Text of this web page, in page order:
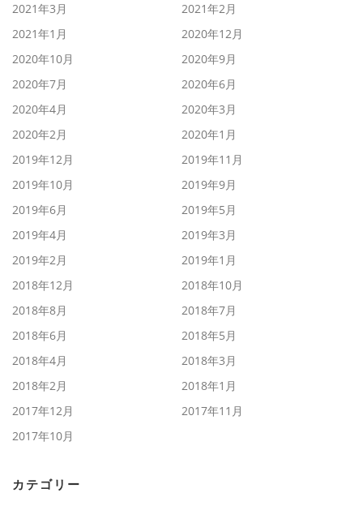
2021年3月
2021年2月
2021年1月
2020年12月
2020年10月
2020年9月
2020年7月
2020年6月
2020年4月
2020年3月
2020年2月
2020年1月
2019年12月
2019年11月
2019年10月
2019年9月
2019年6月
2019年5月
2019年4月
2019年3月
2019年2月
2019年1月
2018年12月
2018年10月
2018年8月
2018年7月
2018年6月
2018年5月
2018年4月
2018年3月
2018年2月
2018年1月
2017年12月
2017年11月
2017年10月
カテゴリー